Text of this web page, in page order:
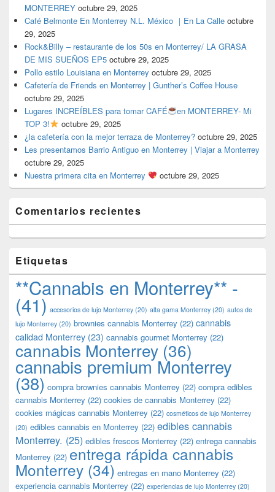
MONTERREY octubre 29, 2025
Café Belmonte En Monterrey N.L. México ｜En La Calle octubre
29, 2025
Rock&Billy – restaurante de los 50s en Monterrey/ LA GRASA
DE MIS SUEÑOS EP5 octubre 29, 2025
Pollo estilo Louisiana en Monterrey octubre 29, 2025
Cafetería de Friends en Monterrey | Gunther’s Coffee House
octubre 29, 2025
Lugares INCREÍBLES para tomar CAFÉ
en MONTERREY- Mi
TOP 3!
octubre 29, 2025
¿la cafetería con la mejor terraza de Monterrey? octubre 29, 2025
Les presentamos Barrio Antiguo en Monterrey | Viajar a Monterrey
octubre 29, 2025
Nuestra primera cita en Monterrey
octubre 29, 2025
Comentarios recientes
Etiquetas
**Cannabis en Monterrey** -
(41) accesorios de lujo Monterrey (20) alta gama Monterrey (20) autos de
lujo Monterrey (20) brownies cannabis Monterrey (22) cannabis
calidad Monterrey (23) cannabis gourmet Monterrey (22)
cannabis Monterrey (36)
cannabis premium Monterrey
(38) compra brownies cannabis Monterrey (22) compra edibles
cannabis Monterrey (22) cookies de cannabis Monterrey (22)
cookies mágicas cannabis Monterrey (22) cosméticos de lujo Monterrey
(20) edibles cannabis en Monterrey (22) edibles cannabis
Monterrey. (25) edibles frescos Monterrey (22) entrega cannabis
Monterrey (22) entrega rápida cannabis
Monterrey (34) entregas en mano Monterrey (22)
experiencia cannabis Monterrey (22) experiencias de lujo Monterrey (20)